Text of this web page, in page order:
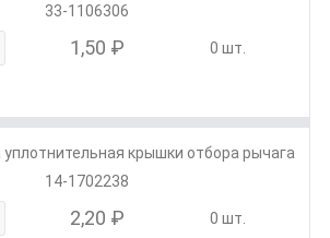
33-1106306
1,50 ₽ 0 шт.
уплотнительная крышки отбора рычага
14-1702238
2,20 ₽ 0 шт.